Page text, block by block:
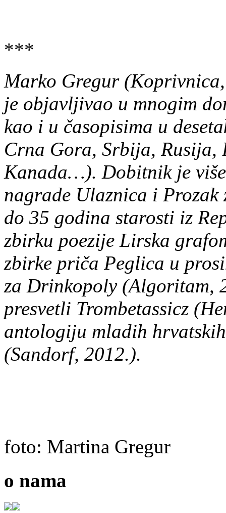
***
Marko Gregur
je objavljivao u mnogim
kao i u časopisima u
Crna Gora, Srbija, Rusija,
Kanada…). Dobitnik je
nagrade Ulaznica i
do 35 godina starosti iz
zbirku poezije Lirska
zbirke priča Peglica u
za Drinkopoly (Algoritam,
presvetli Trombetassicz
antologiju mladih
(Sandorf, 2012.).
foto: Martina Gregur
o nama